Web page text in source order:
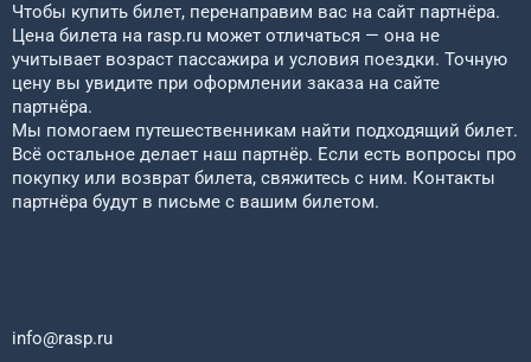
Чтобы купить билет, перенаправим вас на сайт партнёра.
Цена билета на rasp.ru может отличаться — она не
учитывает возраст пассажира и условия поездки. Точную
цену вы увидите при оформлении заказа на сайте
партнёра.
Мы помогаем путешественникам найти подходящий билет.
Всё остальное делает наш партнёр. Если есть вопросы про
покупку или возврат билета, свяжитесь с ним. Контакты
партнёра будут в письме с вашим билетом.
info@rasp.ru